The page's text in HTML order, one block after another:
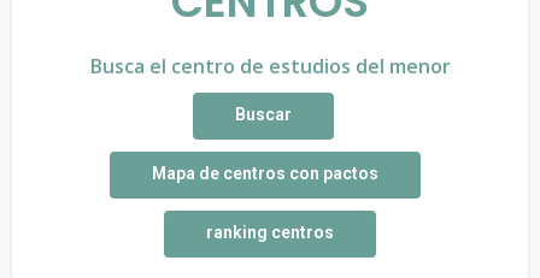
Busca el centro de estudios del menor
Buscar
Mapa de centros con pactos
ranking centros